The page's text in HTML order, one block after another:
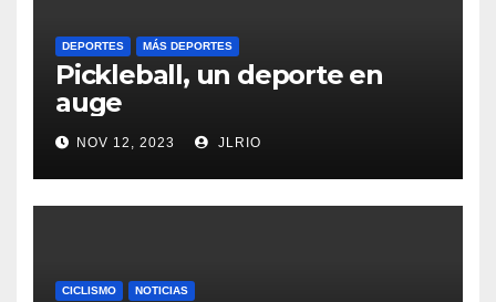
DEPORTES MÁS DEPORTES
Pickleball, un deporte en
auge
NOV 12, 2023 JLRIO
CICLISMO NOTICIAS